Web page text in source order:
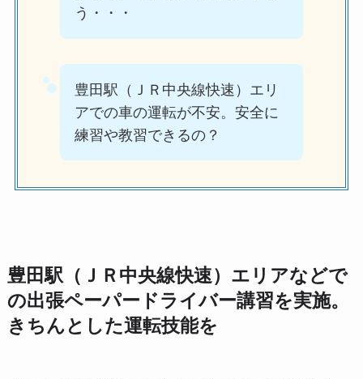
う・・・
豊田駅（ＪＲ中央線快速）エリ
アでの車の運転が不安。安全に
練習や教習できるの？
豊田駅（ＪＲ中央線快速）エリアなどで
の出張ペーパードライバー講習を実施。
きちんとした運転技能を